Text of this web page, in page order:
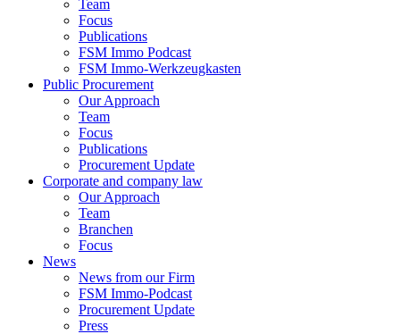
Team
Focus
Publications
FSM Immo Podcast
FSM Immo-Werkzeugkasten
Public Procurement
Our Approach
Team
Focus
Publications
Procurement Update
Corporate and company law
Our Approach
Team
Branchen
Focus
News
News from our Firm
FSM Immo-Podcast
Procurement Update
Press